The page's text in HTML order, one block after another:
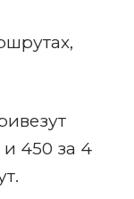
450 за 4